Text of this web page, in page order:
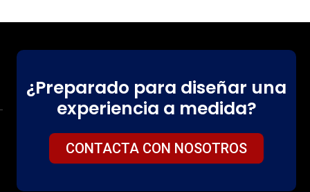
¿Preparado para diseñar una
experiencia a medida?
CONTACTA CON NOSOTROS